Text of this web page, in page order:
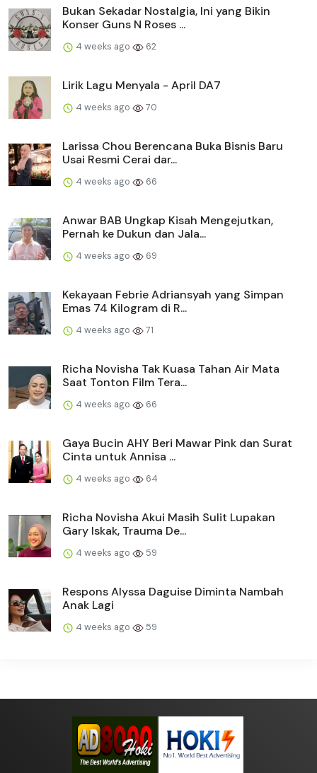
Bukan Sekadar Nostalgia, Ini yang Bikin
Konser Guns N Roses ...
4 weeks ago 62
Lirik Lagu Menyala - April DA7
4 weeks ago 70
Larissa Chou Berencana Buka Bisnis Baru
Usai Resmi Cerai dar...
4 weeks ago 66
Anwar BAB Ungkap Kisah Mengejutkan,
Pernah ke Dukun dan Jala...
4 weeks ago 69
Kekayaan Febrie Adriansyah yang Simpan
Emas 74 Kilogram di R...
4 weeks ago 71
Richa Novisha Tak Kuasa Tahan Air Mata
Saat Tonton Film Tera...
4 weeks ago 66
Gaya Bucin AHY Beri Mawar Pink dan Surat
Cinta untuk Annisa ...
4 weeks ago 64
Richa Novisha Akui Masih Sulit Lupakan
Gary Iskak, Trauma De...
4 weeks ago 59
Respons Alyssa Daguise Diminta Nambah
Anak Lagi
4 weeks ago 59